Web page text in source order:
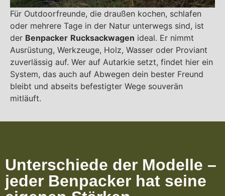
Für Outdoorfreunde, die draußen kochen, schlafen
oder mehrere Tage in der Natur unterwegs sind, ist
der Benpacker Rucksackwagen ideal. Er nimmt
Ausrüstung, Werkzeuge, Holz, Wasser oder Proviant
zuverlässig auf. Wer auf Autarkie setzt, findet hier ein
System, das auch auf Abwegen dein bester Freund
bleibt und abseits befestigter Wege souverän
mitläuft.
Unterschiede der Modelle –
jeder Benpacker hat seine